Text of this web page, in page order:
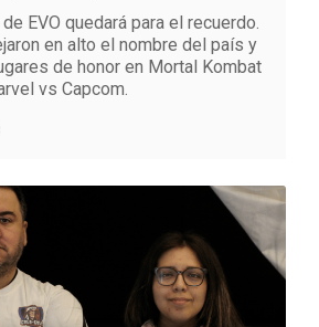
EVO quedará para el recuerdo.
en alto el nombre del país y
de honor en Mortal Kombat
vs Capcom.